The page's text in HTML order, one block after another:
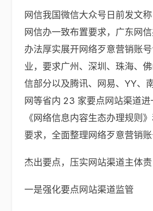
网信我国微信大众号日前发文
网信办一致布置要求，广东网
办法厚实展开网络歹意营销账
业，要求广州、深圳、珠海、
信部分以及腾讯、网易、YY、
网等省内 23 家要点网站渠道
《网络信息内容生态办理规则
要求，全面整理网络歹意营销账
杰出要点，压实网站渠道主体责
一是强化要点网站渠道监管